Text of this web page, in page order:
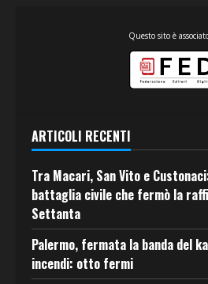
Questo sito è
ARTICOLI RECENTI
Tra Macari, San Vito e
battaglia civile che fermò la
Settanta
Palermo, fermata la banda del
incendi: otto fermi